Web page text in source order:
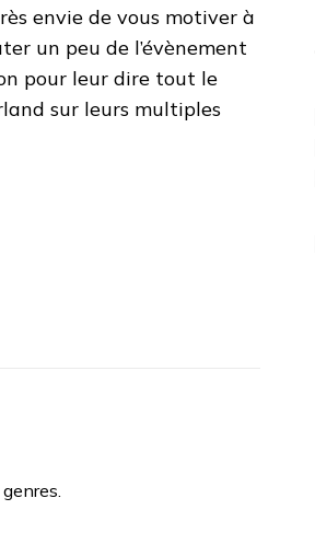
envie de vous motiver à
un peu de l’évènement
pour leur dire tout le
sur leurs multiples